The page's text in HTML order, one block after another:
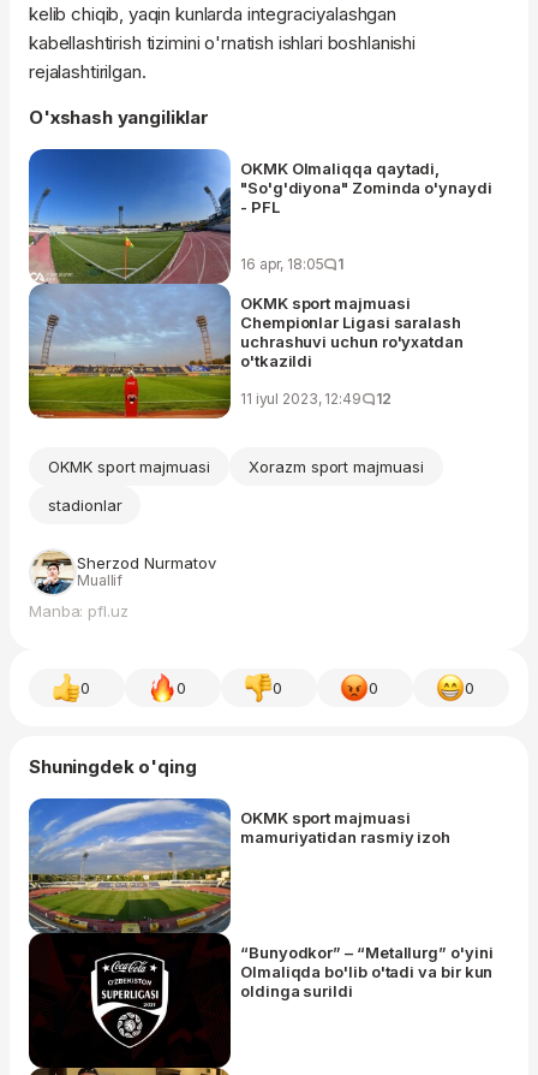
kelib chiqib, yaqin kunlarda integraciyalashgan
kabellashtirish tizimini o'rnatish ishlari boshlanishi
rejalashtirilgan.
O'xshash yangiliklar
OKMK Olmaliqqa qaytadi,
"So'g'diyona" Zominda o'ynaydi
- PFL
16 apr, 18:05 1
OKMK sport majmuasi
Chempionlar Ligasi saralash
uchrashuvi uchun ro'yxatdan
o'tkazildi
11 iyul 2023, 12:49 12
OKMK sport majmuasi
Xorazm sport majmuasi
stadionlar
Sherzod Nurmatov
Muallif
Manba: pfl.uz
0 0 0 0 0
Shuningdek o'qing
OKMK sport majmuasi
mamuriyatidan rasmiy izoh
“Bunyodkor” – “Metallurg” o'yini
Olmaliqda bo'lib o'tadi va bir kun
oldinga surildi